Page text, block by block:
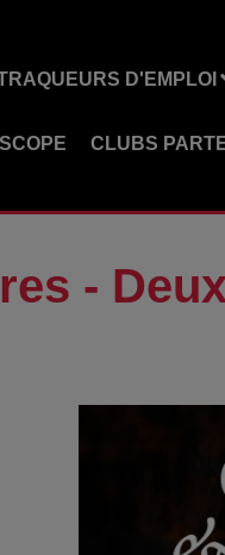
D'EMPLOI
CLUBS
-